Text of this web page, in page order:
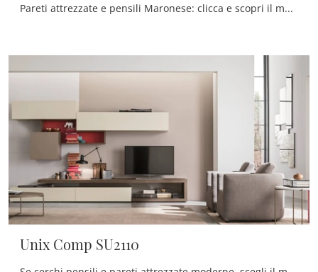
Pareti attrezzate e pensili Maronese: clicca e scopri il modello Seta Comp SA2230 e potrai completare stanze moderne di ogni tipo.
Unix Comp SU2110